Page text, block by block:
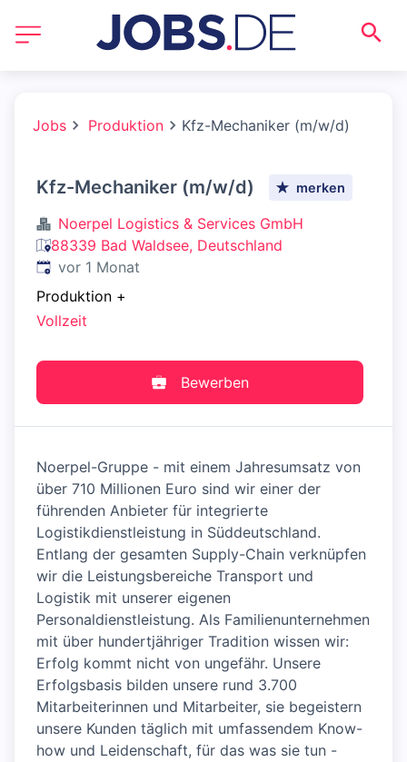
Jobs Produktion Kfz-Mechaniker (m/w/d)
Kfz-Mechaniker (m/w/d) merken
Noerpel Logistics & Services GmbH
88339 Bad Waldsee, Deutschland
Veröffentlicht:
vor 1 Monat
Produktion +
Vollzeit
Bewerben
Noerpel-Gruppe - mit einem Jahresumsatz von
über 710 Millionen Euro sind wir einer der
führenden Anbieter für integrierte
Logistikdienstleistung in Süddeutschland.
Entlang der gesamten Supply-Chain verknüpfen
wir die Leistungsbereiche Transport und
Logistik mit unserer eigenen
Personaldienstleistung. Als Familienunternehmen
mit über hundertjähriger Tradition wissen wir:
Erfolg kommt nicht von ungefähr. Unsere
Erfolgsbasis bilden unsere rund 3.700
Mitarbeiterinnen und Mitarbeiter, sie begeistern
unsere Kunden täglich mit umfassendem Know-
how und Leidenschaft, für das was sie tun -